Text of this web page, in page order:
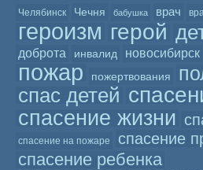
Челябинск Чечня бабушка врач
героизм герой
доброта инвалид новосибирск
пожар пожертвования
спас детей
спасение жизни
спасение на пожаре спасение
спасение ребенка